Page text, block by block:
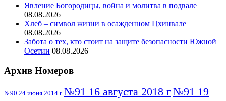
Явление Богородицы, война и молитва в подвале
08.08.2026
Хлеб – символ жизни в осажденном Цхинвале
08.08.2026
Забота о тех, кто стоит на защите безопасности Южной
Осетии 08.08.2026
Архив Номеров
№90 24 июня 2014 г №91 16 августа 2018 г№91 19